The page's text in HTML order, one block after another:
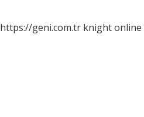
https://geni.com.tr knight online